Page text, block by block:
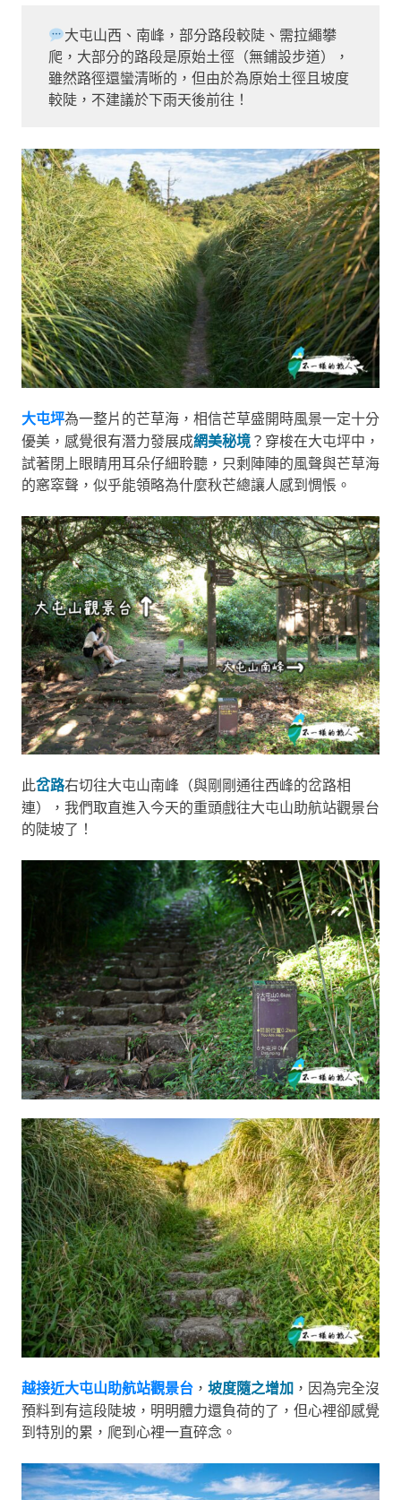
大屯山西、南峰，部分路段較陡、需拉繩攀
爬，大部分的路段是原始土徑（無鋪設步道），
雖然路徑還蠻清晰的，但由於為原始土徑且坡度
較陡，不建議於下雨天後前往！
大屯坪為一整片的芒草海，相信芒草盛開時風景一定十分
優美，感覺很有潛力發展成網美秘境 ？穿梭在大屯坪中，
試著閉上眼睛用耳朵仔細聆聽，只剩陣陣的風聲與芒草海
的窸窣聲，似乎能領略為什麼秋芒總讓人感到惆悵。
此岔路右切往大屯山南峰（與剛剛通往西峰的岔路相
連），我們取直進入今天的重頭戲往大屯山助航站觀景台
的陡坡了！
越接近大屯山助航站觀景台 ， 坡度隨之增加 ，因為完全沒
預料到有這段陡坡，明明體力還負荷的了，但心裡卻感覺
到特別的累，爬到心裡一直碎念。